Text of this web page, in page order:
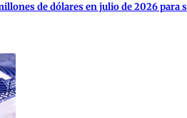
de dólares en julio de 2026